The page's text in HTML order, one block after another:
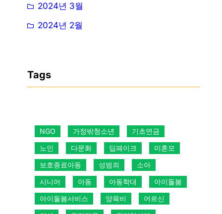
2024년 3월
2024년 2월
Tags
NGO 가정밖청소년
기초연금
노인
다문화 딥페이크
미혼모
보호종료아동
성범죄
소아
시니어
아동 아동학대
아이돌봄
아이돌봄서비스
양육비
어르신